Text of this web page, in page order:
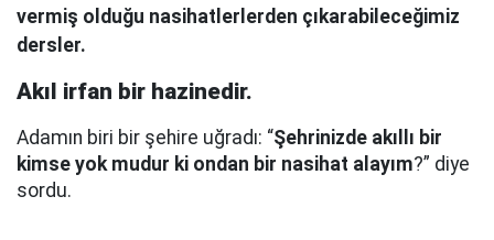
vermiş olduğu nasihatlerlerden çıkarabileceğimiz
dersler.
Akıl irfan bir hazinedir.
Adamın biri bir şehire uğradı: “Şehrinizde akıllı bir
kimse yok mudur ki ondan bir nasihat alayım?” diye
sordu.